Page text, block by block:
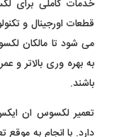
خدمات کاملی برای
قطعات اورجینال و
به بهره‌ وری بالاتر و
باشند.
تعمیر لکسوس ان
دارد. با انجام به موقع